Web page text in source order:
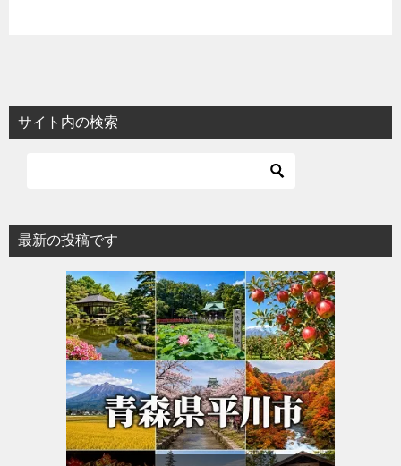
サイト内の検索
最新の投稿です